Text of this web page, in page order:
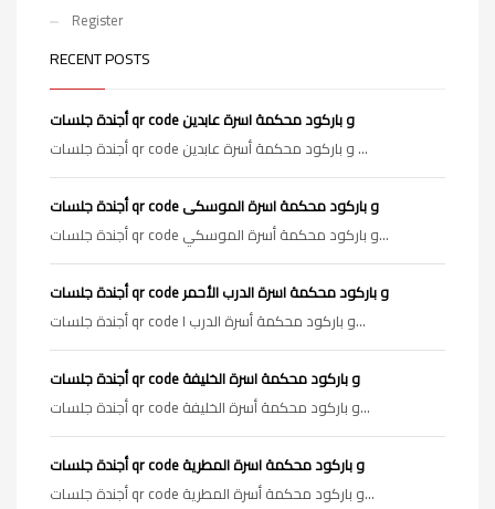
Register
RECENT POSTS
أجندة جلسات qr code و باركود محكمة اسرة عابدين
أجندة جلسات qr code و باركود محكمة أسرة عابدين ...
أجندة جلسات qr code و باركود محكمة اسرة الموسكى
أجندة جلسات qr code و باركود محكمة أسرة الموسكي...
أجندة جلسات qr code و باركود محكمة اسرة الدرب الأحمر
أجندة جلسات qr code و باركود محكمة أسرة الدرب ا...
أجندة جلسات qr code و باركود محكمة اسرة الخليفة
أجندة جلسات qr code و باركود محكمة أسرة الخليفة...
أجندة جلسات qr code و باركود محكمة اسرة المطرية
أجندة جلسات qr code و باركود محكمة أسرة المطرية...